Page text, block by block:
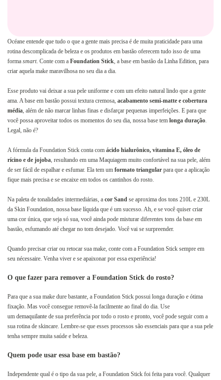
Océane entende que tudo o que a gente mais precisa é de muita praticidade para uma
rotina descomplicada de beleza e os produtos em bastão oferecem tudo isso de uma
forma smart. Conte com a Foundation Stick, a base em bastão da Linha Edition, para
criar aquela make maravilhosa no seu dia a dia.
Esse produto vai deixar a sua pele uniforme e com um efeito natural lindo que a gente
ama. A base em bastão possui textura cremosa, acabamento semi-matte e cobertura
média, além de não marcar linhas finas e disfarçar pequenas imperfeições. E para que
você possa aproveitar todos os momentos do seu dia, nossa base tem longa duração.
Legal, não é?
A fórmula da Foundation Stick conta com ácido hialurônico, vitamina E, óleo de
rícino e de jojoba, resultando em uma Maquiagem muito confortável na sua pele, além
de ser fácil de espalhar e esfumar. Ela tem um formato triangular para que a aplicação
fique mais precisa e se encaixe em todos os cantinhos do rosto.
Na paleta de tonalidades intermediárias, a cor Sand se aproxima dos tons 210L e 230L
da Skin Foundation, nossa base líquida que é um sucesso. Ah, e se você quiser criar
uma cor única, que seja só sua, você ainda pode misturar diferentes tons da base em
bastão, esfumando até chegar no tom desejado. Você vai se surpreender.
Quando precisar criar ou retocar sua make, conte com a Foundation Stick sempre em
seu nécessaire. Venha viver e se apaixonar por essa experiência!
O que fazer para remover a Foundation Stick do rosto?
Para que a sua make dure bastante, a Foundation Stick possui longa duração e ótima
fixação. Mas você consegue removê-la facilmente ao final do dia. Use
um demaquilante de sua preferência por todo o rosto e pronto, você pode seguir com a
sua rotina de skincare. Lembre-se que esses processos são essenciais para que a sua pele
tenha sempre muita saúde e beleza.
Quem pode usar essa base em bastão?
Independente qual é o tipo da sua pele, a Foundation Stick foi feita para você. Qualquer